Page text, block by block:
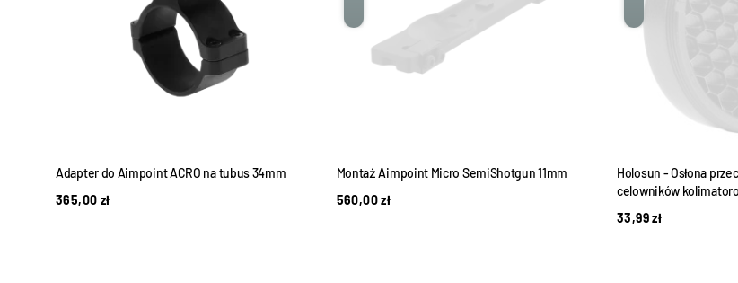
Adapter do Aimpoint ACRO na tubus 34mm
365,00 zł
Montaż Aimpoint Micro SemiShotgun 11mm
560,00zł
Holosun - Osłona
celowników
33,99zł